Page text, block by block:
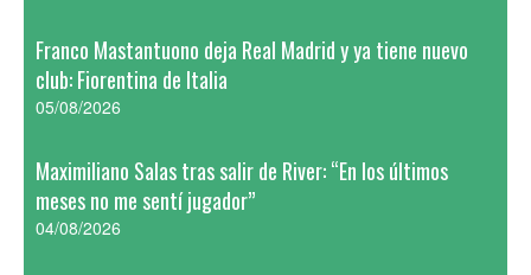
Franco Mastantuono deja Real Madrid y ya tiene nuevo
club: Fiorentina de Italia
05/08/2026
Maximiliano Salas tras salir de River: “En los últimos
meses no me sentí jugador”
04/08/2026